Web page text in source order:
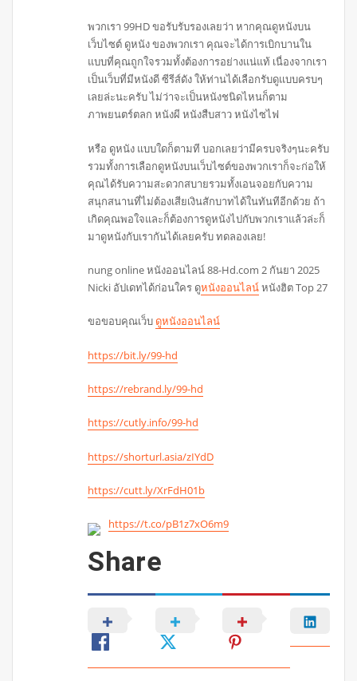
พวกเรา 99HD ขอรับรับรองเลยว่า หากคุณดูหนังบน
เว็บไซต์ ดูหนัง ของพวกเรา คุณจะได้การเบิกบานใน
แบบที่คุณถูกใจรวมทั้งต้องการอย่างแน่แท้ เนื่องจากเรา
เป็นเว็บที่มีหนังดี ซีรีส์ดัง ให้ท่านได้เลือกรับดูแบบครบๆ
เลยล่ะนะครับ ไม่ว่าจะเป็นหนังชนิดไหนก็ตาม
ภาพยนตร์ตลก หนังผี หนังสืบสาว หนังไซไฟ
หรือ ดูหนัง แบบใดก็ตามที บอกเลยว่ามีครบจริงๆนะครับ
รวมทั้งการเลือกดูหนังบนเว็บไซต์ของพวกเราก็จะก่อให้
คุณได้รับความสะดวกสบายรวมทั้งเอนจอยกับความ
สนุกสนานที่ไม่ต้องเสียเงินสักบาทได้ในทันทีอีกด้วย ถ้า
เกิดคุณพอใจและก็ต้องการดูหนังไปกับพวกเราแล้วล่ะก็
มาดูหนังกับเรากันได้เลยครับ ทดลองเลย!
nung online หนังออนไลน์ 88-Hd.com 2 กันยา 2025
Nicki อัปเดทได้ก่อนใคร ดูหนังออนไลน์หนังฮิต Top 27
ขอขอบคุณเว็บ ดูหนังออนไลน์
https://bit.ly/99-hd
https://rebrand.ly/99-hd
https://cutly.info/99-hd
https://shorturl.asia/zIYdD
https://cutt.ly/XrFdH01b
https://t.co/pB1z7xO6m9
Share